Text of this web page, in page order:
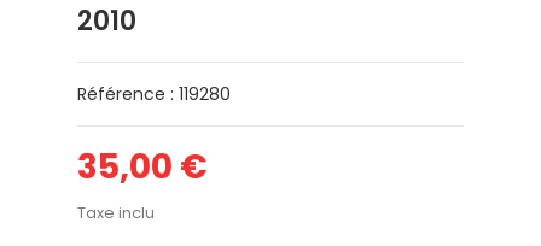
2010
Référence : 119280
35,00 €
Taxe inclu